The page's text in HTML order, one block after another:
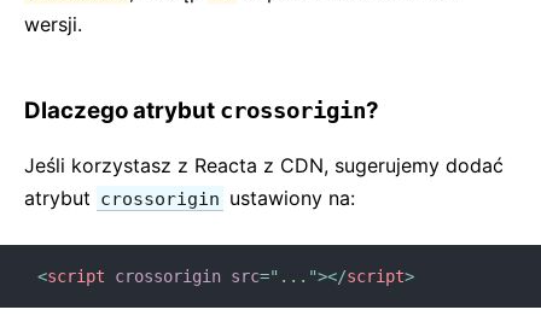
wersji.
Dlaczego atrybut crossorigin?
Jeśli korzystasz z Reacta z CDN, sugerujemy dodać
atrybut crossorigin ustawiony na:
<script crossorigin src=" ... "></script>
Optymalizacja wydajności
Profiler
React bez JSX
Rekoncyliacja
Referencje a DOM
Właściwości renderujące
Statyczne sprawdzanie typów